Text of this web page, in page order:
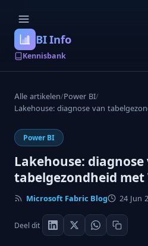
BI Info
Kennisbank
Alle artikelen/Power BI/
Lakehouse: diagnose van
Power BI
Lakehouse: diagnose
tabelgezondheid met
Microsoft Fabric Blog 24 Jun
Deel dit